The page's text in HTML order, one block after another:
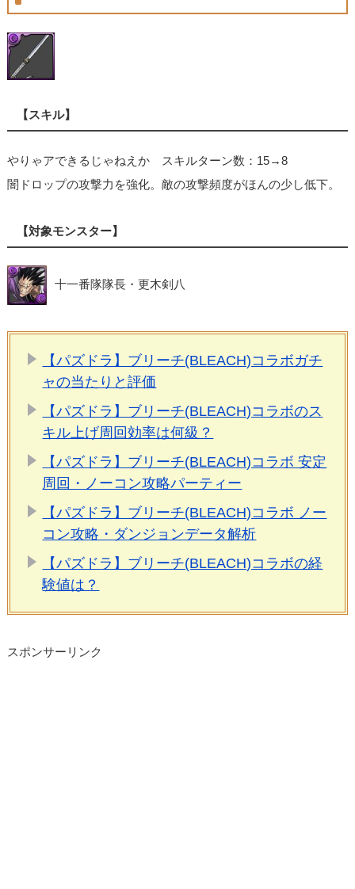
【スキル】
やりゃアできるじゃねえか スキルターン数：15→8
闇ドロップの攻撃力を強化。敵の攻撃頻度がほんの少し低下。
【対象モンスター】
十一番隊隊長・更木剣八
【パズドラ】ブリーチ(BLEACH)コラボガチ
ャの当たりと評価
【パズドラ】ブリーチ(BLEACH)コラボのス
キル上げ周回効率は何級？
【パズドラ】ブリーチ(BLEACH)コラボ 安定
周回・ノーコン攻略パーティー
【パズドラ】ブリーチ(BLEACH)コラボ ノー
コン攻略・ダンジョンデータ解析
【パズドラ】ブリーチ(BLEACH)コラボの経
験値は？
スポンサーリンク